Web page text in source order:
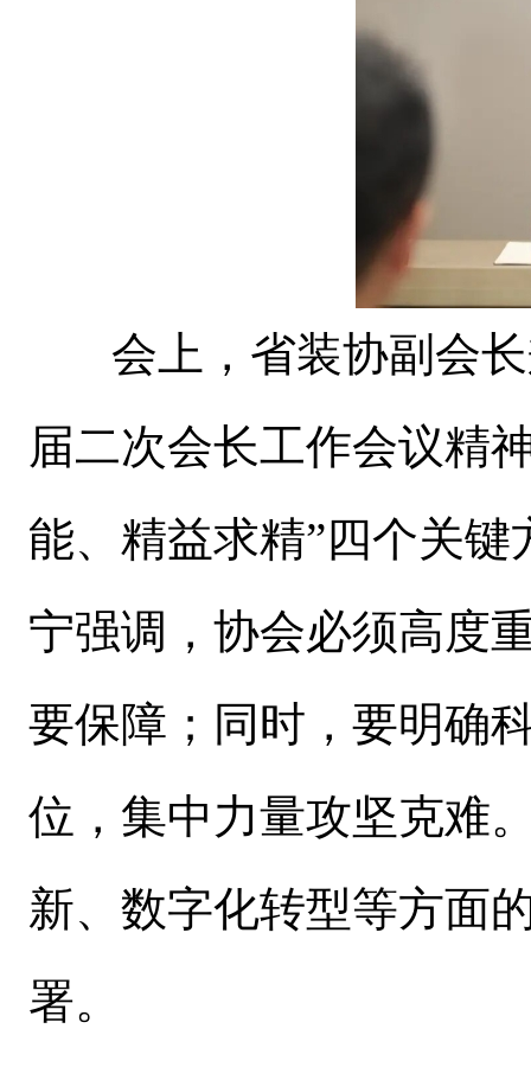
会上，省装协副会
届二次会长工作会议精
能、精益求精”四个关
宁强调，协会必须高度
要保障；同时，要明确
位，集中力量攻坚克难
新、数字化转型等方面
署。